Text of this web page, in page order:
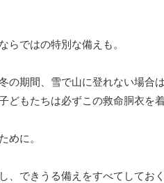
らではの特別な備えも。
の期間、雪で山に登れない場合
どもたちは必ずこの救命胴衣を
めに。
、できうる備えをすべてしてお